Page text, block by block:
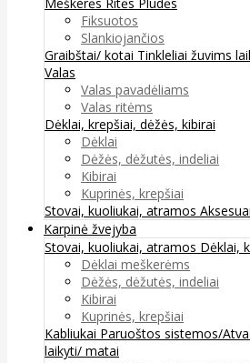
Fiksuotos
Slankiojančios
Graibštai/ kotai Tinkleliai žuvims
Valas
Valas pavadėliams
Valas ritėms
Dėklai, krepšiai, dėžės, kibirai
Dėklai
Dėžės, dėžutės, indeliai
Kibirai
Kuprinės, krepšiai
Stovai, kuoliukai, atramos
Karpinė žvejyba
Stovai, kuoliukai, atramos Dėklai,
Dėklai meškerėms
Dėžės, dėžutės, indeliai
Kibirai
Kuprinės, krepšiai
Kabliukai Paruoštos sistemos/
laikyti/ matai